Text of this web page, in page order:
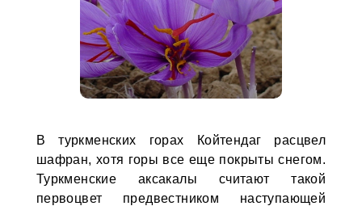
В туркменских горах Койтендаг расцвел
шафран, хотя горы все еще покрыты снегом.
Туркменские аксакалы считают такой
первоцвет предвестником наступающей